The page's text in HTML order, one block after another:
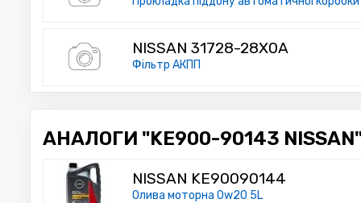
NISSAN 31728-28X0A
Фільтр АКПП
АНАЛОГИ "KE900-90143
NISSAN KE90090144
Олива моторна 0w20 5L